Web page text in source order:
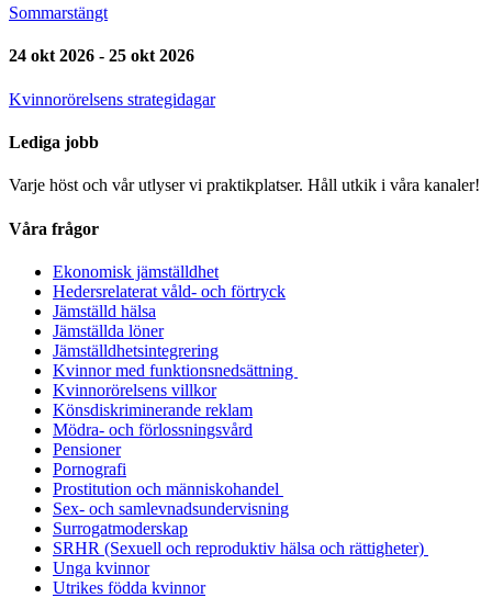
Sommarstängt
24 okt 2026 - 25 okt 2026
Kvinnorörelsens strategidagar
Lediga jobb
Varje höst och vår utlyser vi praktikplatser. Håll utkik i våra kanaler!
Våra frågor
Ekonomisk jämställdhet
Hedersrelaterat våld- och förtryck
Jämställd hälsa
Jämställda löner
Jämställdhetsintegrering
Kvinnor med funktionsnedsättning
Kvinnorörelsens villkor
Könsdiskriminerande reklam
Mödra- och förlossningsvård
Pensioner
Pornografi
Prostitution och människohandel
Sex- och samlevnadsundervisning
Surrogatmoderskap
SRHR (Sexuell och reproduktiv hälsa och rättigheter)
Unga kvinnor
Utrikes födda kvinnor